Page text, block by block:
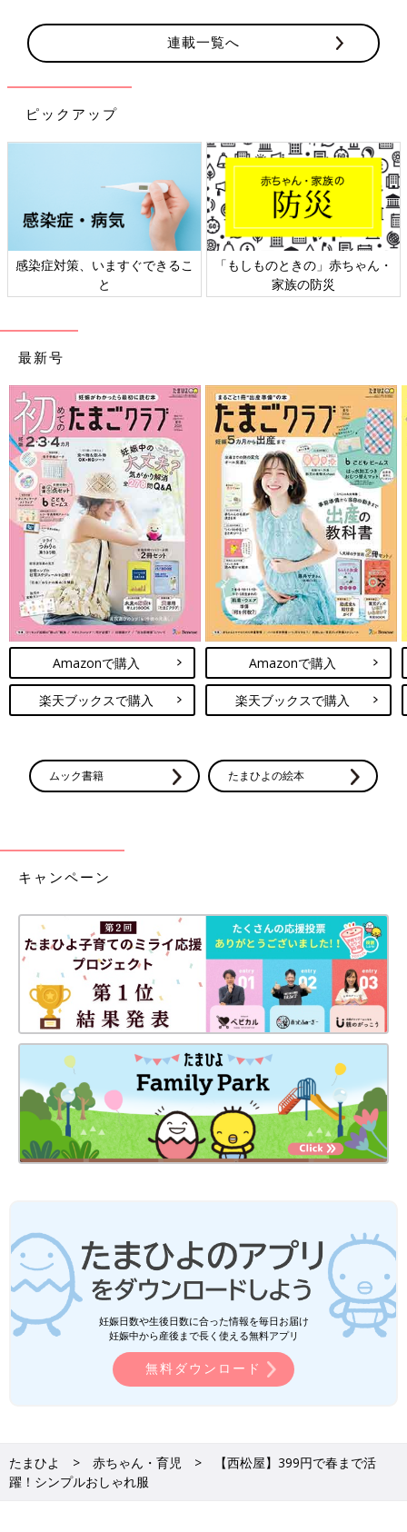
連載一覧へ
ピックアップ
ものときの」赤ちゃん・
日本外来小児科学会リーフレッ
ト検討会
六星
最新号
Amazonで購入
楽天ブックスで購入
Amazonで購入
楽天ブックスで購入
ムック書籍 たまひよの絵本
キャンペーン
妊娠日数や生後日数に合った情報を毎日お届け
妊娠中から産後まで長く使える無料アプリ
無料ダウンロード
たまひよ 赤ちゃん・育児
【西松屋】399円で春まで活
躍！シンプルおしゃれ服